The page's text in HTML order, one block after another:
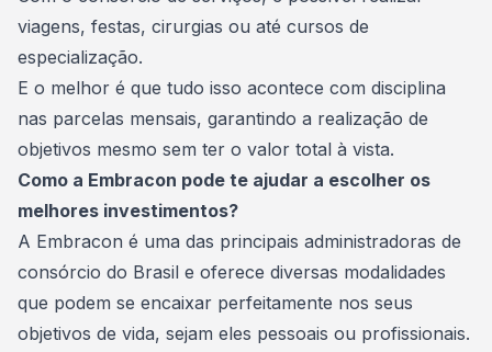
viagens, festas, cirurgias ou até cursos de
especialização.
E o melhor é que tudo isso acontece com disciplina
nas parcelas mensais, garantindo a realização de
objetivos mesmo sem ter o valor total à vista.
Como a Embracon pode te ajudar a escolher os
melhores investimentos?
A Embracon é uma das principais administradoras de
consórcio do Brasil e oferece diversas modalidades
que podem se encaixar perfeitamente nos seus
objetivos de vida, sejam eles pessoais ou profissionais.